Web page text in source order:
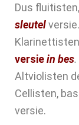
Dus
sleutelversie.
versiein bes.
Altviolisten
Cellisten,
versie.